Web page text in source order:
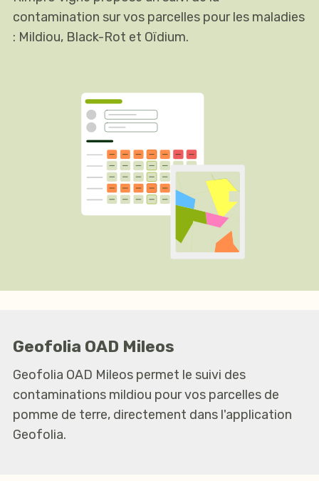
contamination sur vos parcelles pour les maladies
: Mildiou, Black-Rot et Oïdium.
Geofolia OAD Mileos
Geofolia OAD Mileos permet le suivi des
contaminations mildiou pour vos parcelles de
pomme de terre, directement dans l'application
Geofolia.